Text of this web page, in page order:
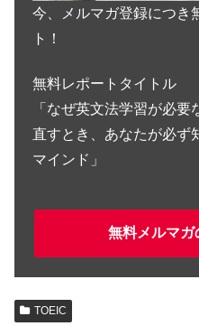
今、メルマガ登録につき
ト！
無料レポートタイトル
「なぜ英文法学習が必
直すとき、あなたが必ず
マインド」
無料メルマガ
TOEIC